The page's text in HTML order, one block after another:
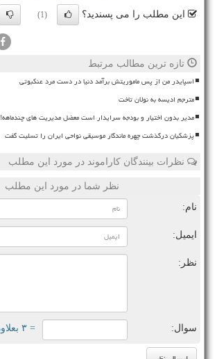
این مطلب را می پسندید؟ (1)
تازه ترین مطالب مرتبط
اسپایدر من از پس ماموریتش برآمد دنیا در دست مرد عنکبوتی
مترجم ادیسه به نولان تاخت
مدیر بدون اختیار و بودجه سرایدار است معضل مدیریت های چندماهه!
پزشکیان درگذشت چهره ماندگار موسیقی نواحی ایران را تسلیت گفت
نظرات بینندگان کاراموند در مورد این مطلب
نظر شما در مورد این مطلب
نام:
ایمیل:
نظر:
سوال: = ۳ بعلاوه ۳